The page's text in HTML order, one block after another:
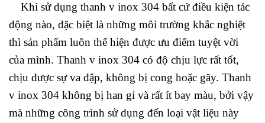
Khi sử dụng thanh v inox 304 bất cứ điều kiện tác
động nào, đặc biệt là những môi trường khắc nghiệt
thì sản phẩm luôn thể hiện được ưu điểm tuyệt vời
của mình. Thanh v inox 304 có độ chịu lực rất tốt,
chịu được sự va đập, không bị cong hoặc gãy. Thanh
v inox 304 không bị han gỉ và rất ít bay màu, bởi vậy
mà những công trình sử dụng đến loại vật liệu này